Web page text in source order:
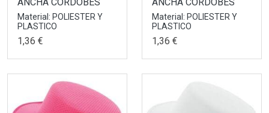
Material: POLIESTER Y
PLASTICO
1,36 €
Material: POLIESTER Y
PLASTICO
1,36 €